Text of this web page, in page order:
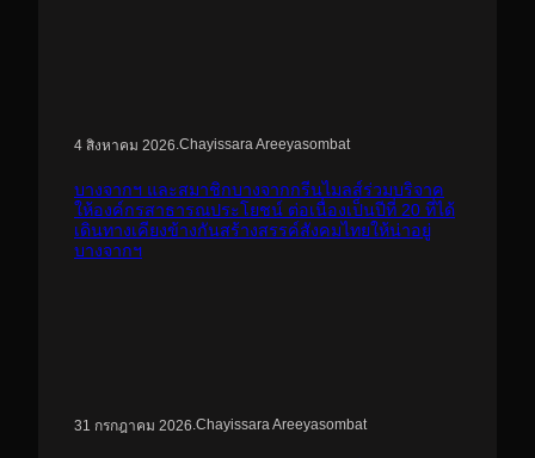
4 สิงหาคม 2026.Chayissara Areeyasombat
บางจากฯ และสมาชิกบางจากกรีนไมลส์ร่วมบริจาค
ให้องค์กรสาธารณประโยชน์ ต่อเนื่องเป็นปีที่ 20 ที่ได้
เดินทางเคียงข้างกันสร้างสรรค์สังคมไทยให้น่าอยู่
บางจากฯ
31 กรกฎาคม 2026.Chayissara Areeyasombat